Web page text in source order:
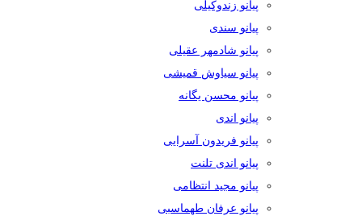
پیانو زندوکیلی
پیانو سندی
پیانو شادمهر عقیلی
پیانو سیاوش قمیشی
پیانو محسن یگانه
پیانو اندی
پیانو فریدون آسرایی
پیانو اندی تلنت
پیانو مجید انتظامی
پیانو عرفان طهماسبی